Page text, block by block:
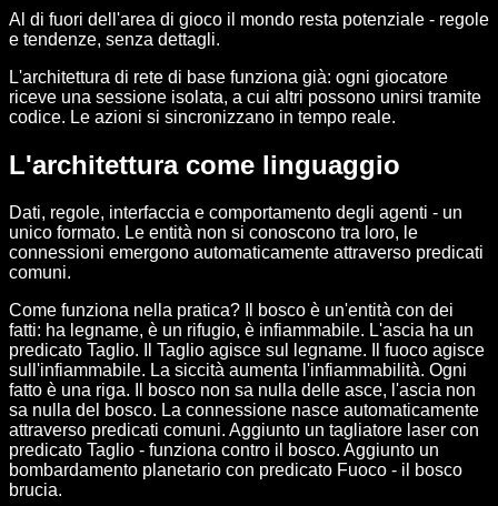
Al di fuori dell'area di gioco il mondo resta potenziale - regole
e tendenze, senza dettagli.
L'architettura di rete di base funziona già: ogni giocatore
riceve una sessione isolata, a cui altri possono unirsi tramite
codice. Le azioni si sincronizzano in tempo reale.
L'architettura come linguaggio
Dati, regole, interfaccia e comportamento degli agenti - un
unico formato. Le entità non si conoscono tra loro, le
connessioni emergono automaticamente attraverso predicati
comuni.
Come funziona nella pratica? Il bosco è un'entità con dei
fatti: ha legname, è un rifugio, è infiammabile. L'ascia ha un
predicato Taglio. Il Taglio agisce sul legname. Il fuoco agisce
sull'infiammabile. La siccità aumenta l'infiammabilità. Ogni
fatto è una riga. Il bosco non sa nulla delle asce, l'ascia non
sa nulla del bosco. La connessione nasce automaticamente
attraverso predicati comuni. Aggiunto un tagliatore laser con
predicato Taglio - funziona contro il bosco. Aggiunto un
bombardamento planetario con predicato Fuoco - il bosco
brucia.